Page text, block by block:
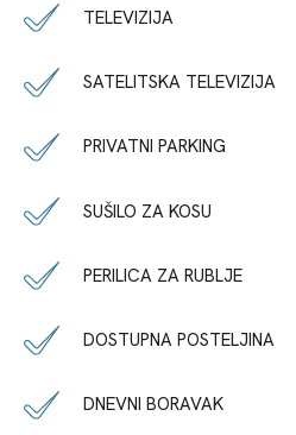
TELEVIZIJA
SATELITSKA TELEVIZIJA
PRIVATNI PARKING
SUŠILO ZA KOSU
PERILICA ZA RUBLJE
DOSTUPNA POSTELJINA
DNEVNI BORAVAK